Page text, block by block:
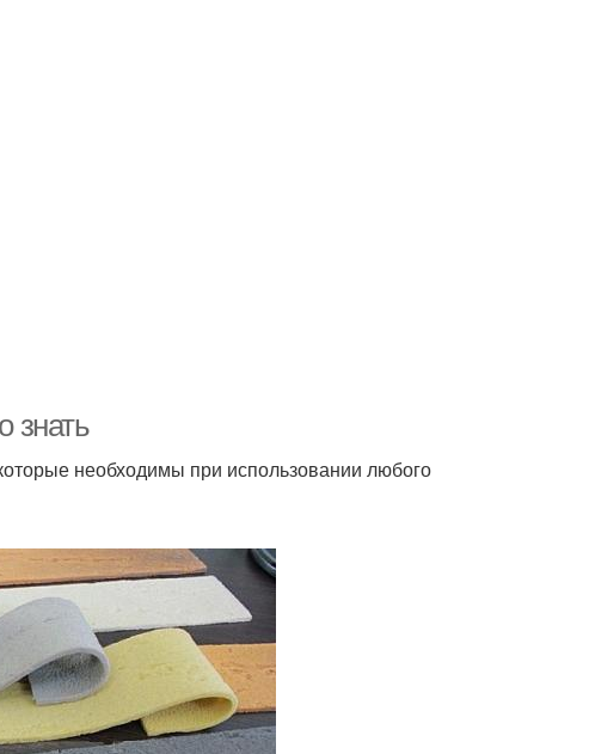
знать
необходимы при использовании любого